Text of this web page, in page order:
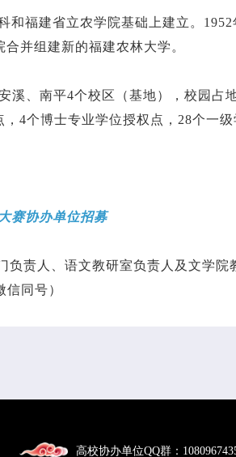
和福建省立农学院基础上建立。
并组建新的福建农林大学。
溪、南平4个校区（基地），校园占
4个博士专业学位授权点，28个一
赛协办单位招募
负责人、语文教研室负责人及文学
同号）
高校协办单位QQ群：